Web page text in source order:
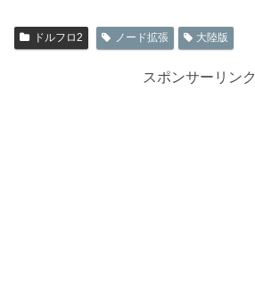
ドルフロ2 ノード拡張 大陸版
スポンサーリンク